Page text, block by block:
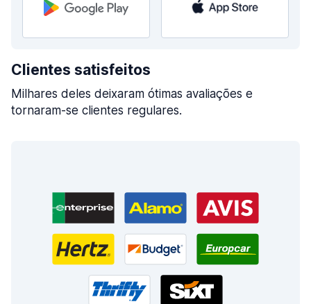
Clientes satisfeitos
Milhares deles deixaram ótimas avaliações e
tornaram-se clientes regulares.